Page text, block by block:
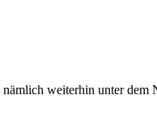
weiterhin unter